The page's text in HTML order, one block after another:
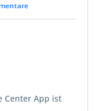
Center App ist